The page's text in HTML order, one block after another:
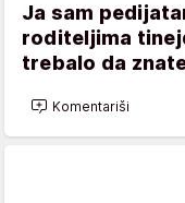
Ja sam
roditeljima
trebalo da
Komentariši